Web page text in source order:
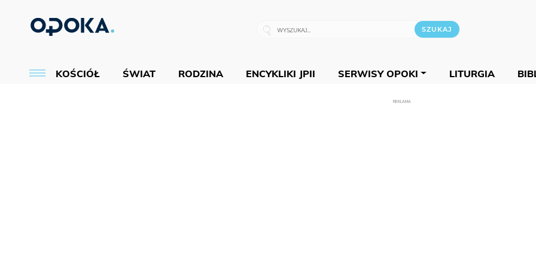
KOŚCIÓŁ ŚWIAT RODZINA ENCYKLIKI JPII SERWISY OPOKI LITURGIA
REKLAMA